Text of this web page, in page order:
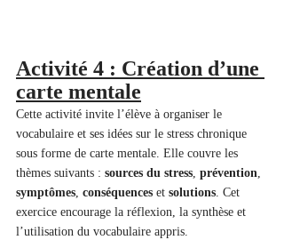
Activité 4 : Création d’une
carte mentale
Cette activité invite l’élève à organiser le
vocabulaire et ses idées sur le stress chronique
sous forme de carte mentale. Elle couvre les
thèmes suivants : sources du stress prévention
symptômes conséquences et solutions . Cet
exercice encourage la réflexion, la synthèse et
l’utilisation du vocabulaire appris.